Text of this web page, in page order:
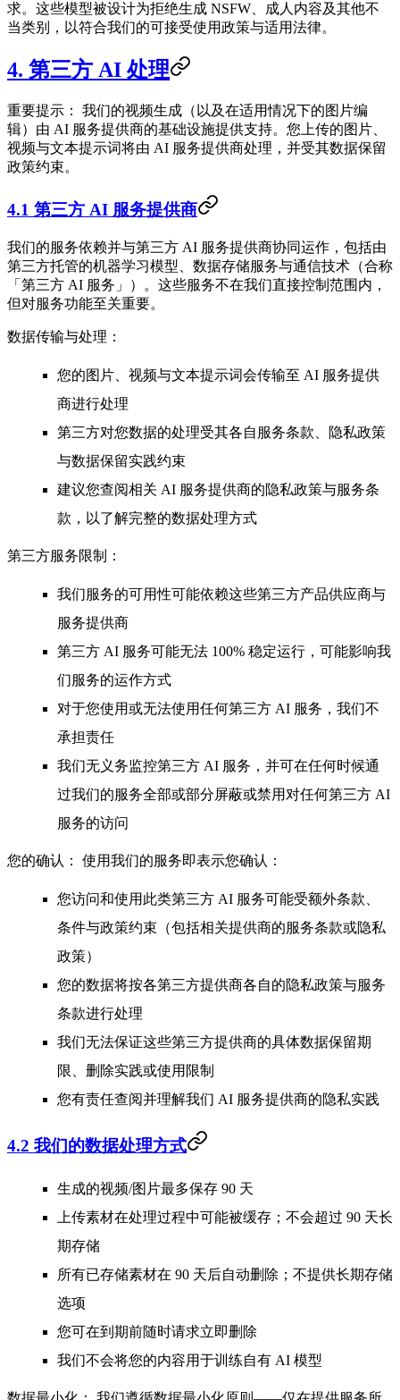
求。这些模型被设计为拒绝生成 NSFW、成人内容及其他不
当类别，以符合我们的可接受使用政策与适用法律。
4. 第三方 AI 处理
重要提示：
我们的视频生成（以及在适用情况下的图片编
辑）由 AI 服务提供商的基础设施提供支持。您上传的图片、
视频与文本提示词将由 AI 服务提供商处理，并受其数据保留
政策约束。
4.1 第三方 AI 服务提供商
我们的服务依赖并与第三方 AI 服务提供商协同运作，包括由
第三方托管的机器学习模型、数据存储服务与通信技术（合称
「第三方 AI 服务」）。这些服务不在我们直接控制范围内，
但对服务功能至关重要。
数据传输与处理：
您的图片、视频与文本提示词会传输至 AI 服务提供
商进行处理
第三方对您数据的处理受其各自服务条款、隐私政策
与数据保留实践约束
建议您查阅相关 AI 服务提供商的隐私政策与服务条
款，以了解完整的数据处理方式
第三方服务限制：
我们服务的可用性可能依赖这些第三方产品供应商与
服务提供商
第三方 AI 服务可能无法 100% 稳定运行，可能影响我
们服务的运作方式
对于您使用或无法使用任何第三方 AI 服务，我们不
承担责任
我们无义务监控第三方 AI 服务，并可在任何时候通
过我们的服务全部或部分屏蔽或禁用对任何第三方 AI
服务的访问
您的确认： 使用我们的服务即表示您确认：
您访问和使用此类第三方 AI 服务可能受额外条款、
条件与政策约束（包括相关提供商的服务条款或隐私
政策）
您的数据将按各第三方提供商各自的隐私政策与服务
条款进行处理
我们无法保证这些第三方提供商的具体数据保留期
限、删除实践或使用限制
您有责任查阅并理解我们 AI 服务提供商的隐私实践
4.2 我们的数据处理方式
生成的视频/图片最多保存 90 天
上传素材在处理过程中可能被缓存；不会超过 90 天长
期存储
所有已存储素材在 90 天后自动删除；不提供长期存储
选项
您可在到期前随时请求立即删除
我们不会将您的内容用于训练自有 AI 模型